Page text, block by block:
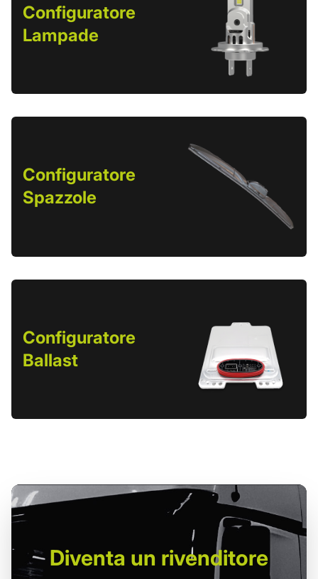
Configuratore
Lampade
Configuratore
Spazzole
Configuratore
Ballast
Diventa un rivenditore